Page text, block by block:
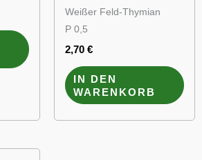
Weißer Feld-Thymian
P 0,5
2,70 €
IN DEN
WARENKORB